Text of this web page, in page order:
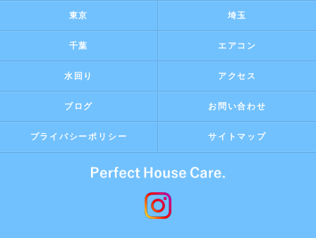
東京 埼玉
千葉 エアコン
水回り アクセス
ブログ お問い合わせ
プライバシーポリシー サイトマップ